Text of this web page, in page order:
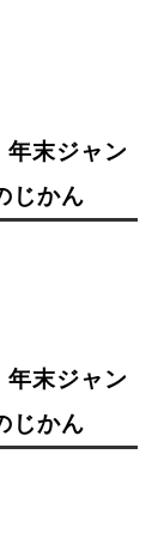
末ジャン
じかん
末ジャン
じかん